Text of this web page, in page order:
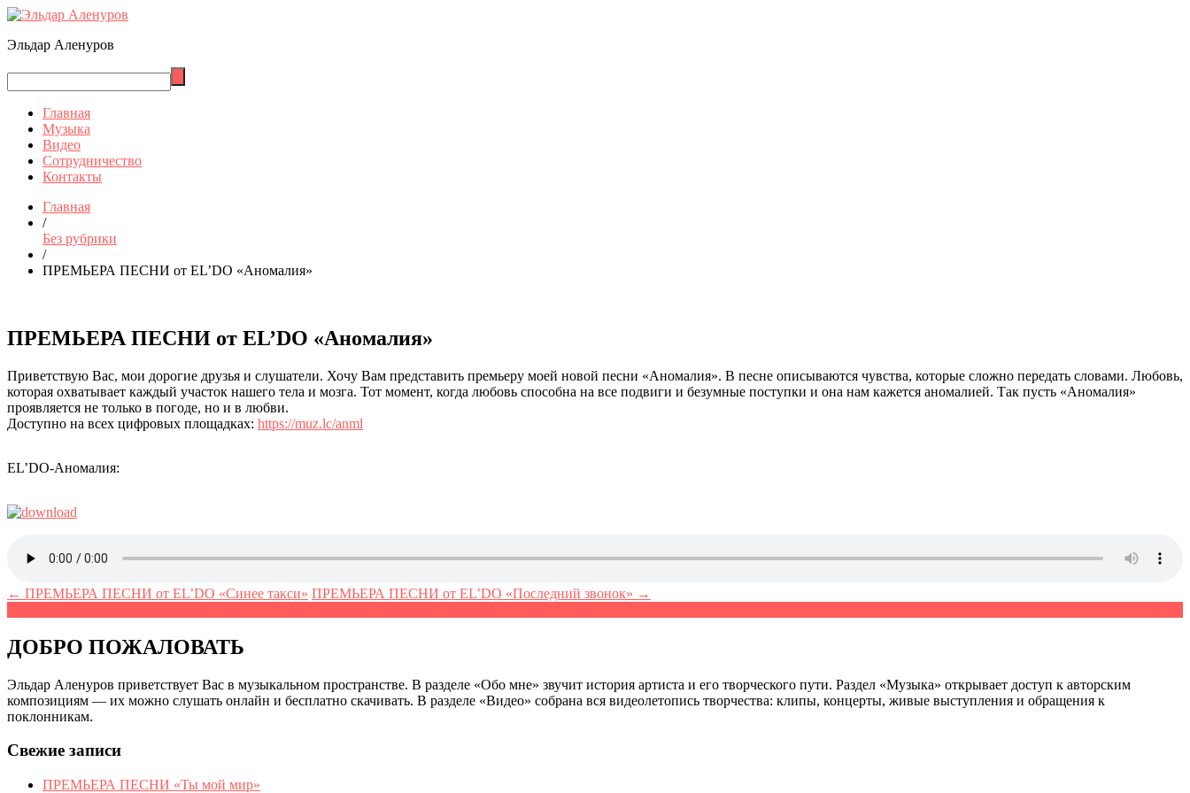
Эльдар Аленуров
Главная
Музыка
Видео
Сотрудничество
Контакты
Главная
/
Без рубрики
/
ПРЕМЬЕРА ПЕСНИ от EL’DO «Аномалия»
ПРЕМЬЕРА ПЕСНИ от EL’DO «Аномалия»
Приветствую Вас, мои дорогие друзья и слушатели. Хочу Вам представить премьеру моей новой песни «Аномалия». В песне описываются чувства, которые сложно передать словами. Любовь,
которая охватывает каждый участок нашего тела и мозга. Тот момент, когда любовь способна на все подвиги и безумные поступки и она нам кажется аномалией. Так пусть «Аномалия»
проявляется не только в погоде, но и в любви.
Доступно на всех цифровых площадках: https://muz.lc/anml
EL’DO-Аномалия:
← ПРЕМЬЕРА ПЕСНИ от EL’DO «Синее такси» ПРЕМЬЕРА ПЕСНИ от EL’DO «Последний звонок» →
ДОБРО ПОЖАЛОВАТЬ
Эльдар Аленуров приветствует Вас в музыкальном пространстве. В разделе «Обо мне» звучит история артиста и его творческого пути. Раздел «Музыка» открывает доступ к авторским
композициям — их можно слушать онлайн и бесплатно скачивать. В разделе «Видео» собрана вся видеолетопись творчества: клипы, концерты, живые выступления и обращения к
поклонникам.
Свежие записи
ПРЕМЬЕРА ПЕСНИ «Ты мой мир»